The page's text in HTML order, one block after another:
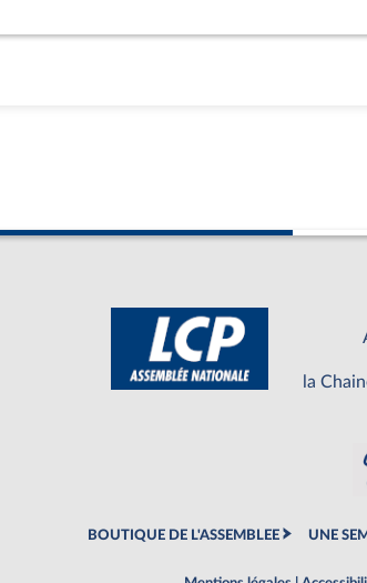
la
BOUTIQUE DE L'ASSEMBLEE UNE